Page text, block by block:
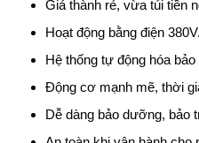
Giá thành rẻ, vừa túi tiền
Hoạt động bằng điện
Hệ thống tự động hóa
Động cơ mạnh mẽ, thời
Dễ dàng bảo dưỡng, bảo